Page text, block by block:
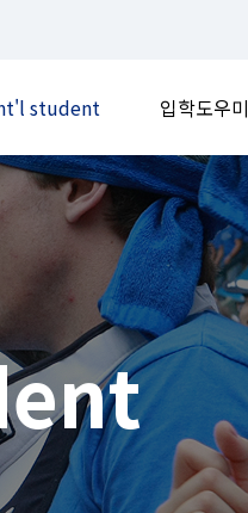
student 입학도우미